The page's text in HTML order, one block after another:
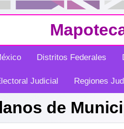
Distritos Federales
Judicial Regiones
de